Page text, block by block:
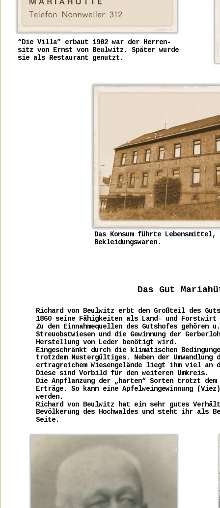
Das Gut
Richard von Beulwitz erbt den Großteil des
1860 seine Fähigkeiten als Land- und
Zu den Einnahmequellen des Gutshofes
Streuobstwiesen und die Gewinnung der
Herstellung von Leder benötigt wird.
Eingeschränkt durch die klimatischen
trotzdem Mustergültiges. Neben der
ertragreichem Wiesengelände liegt ihm viel an
Diese sind Vorbild für den weiteren Umkreis.
Die Anpflanzung der „harten“ Sorten trotzt
Erträge. So kann eine Apfelweingewinnung
werden.
Richard von Beulwitz hat ein sehr gutes
Bevölkerung des Hochwaldes und steht ihr als
Seite.
“Die Villa” erbaut 1902 war der Herren-
sitz von Ernst von Beulwitz. Später wurde
sie als Restaurant genutzt.
Das Konsum führte Lebensmittel,
Bekleidungswaren.